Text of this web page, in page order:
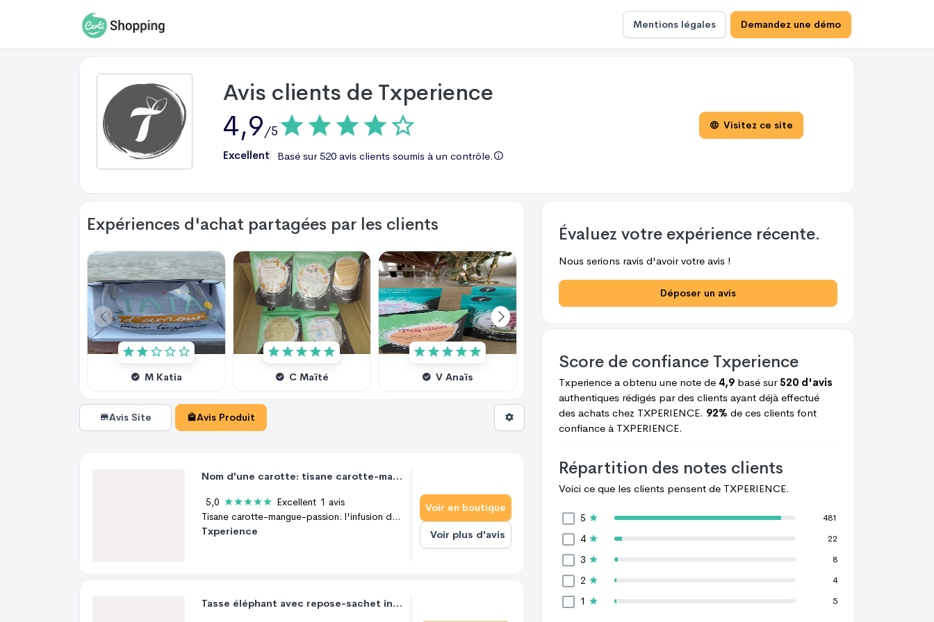
Mentions légales Demandez une démo
Avis clients de Txperience
4,9/5
Excellent Basé sur520 avis clients soumis à un contrôle.
Visitez ce site
Expériences d'achat partagées par les clients
M Katia C Maïté V Anaïs L Steven C Julie
Avis Site Avis Produit
Nom d'une carotte: tisane carotte-mangue-passion - 20 gr = 7 à 10 tasses
5,0 Excellent 1 avis
Tisane carotte-mangue-passion: l'infusion des beaux jours Nom d'une carotte, c'est une Infusion fruitée au délicieux mélange carotte, mangue et passion. On s'en délecte à tout moment de la journée. Aussi bien en version froide que chaude, cette infusion est gourmande et réconfortante. La carotte booste ses bienfaits pour en faire une boisson-santé. Ingrédients: Pomme*, raisin*, carotte*, betterave rouge*, arôme naturel, fleurs de souci*, mangue*, fleurs de bleuet*. *Issu de l'agriculture durable La tisane des beaux jours, la tisane des belles peaux. Boire des infusions à base de carotte présente plusieurs avantages pour la santé. Tout d'abord, la carotte est une excellente source de vitamines et de minéraux, tels que la vitamine A, la vitamine K, la vitamine C, le potassium et le magnésium, qui peuvent aider à renforcer le système immunitaire, à améliorer la santé des yeux, à maintenir une peau saine, à renforcer les os et les dents, et à réguler la digestion. En outre, les infusions à base de carotte sont également riches en antioxydants, qui peuvent aider à protéger le corps contre les dommages causés par les radicaux libres, qui sont des molécules instables produites par des processus normaux du corps et des facteurs environnementaux tels que la pollution et le rayonnement UV. La carotte contient des caroténoïdes, en particulier du bêta-carotène, qui est un pigment naturel responsable de la couleur orange des carottes. Les caroténoïdes protègent également les cellules de la peau contre les dommages causés par les rayons UV du soleil. En agissant comme des pigments naturels, les caroténoïdes peuvent donner à la peau une teinte légèrement plus bronzée, en particulier lorsqu'ils sont associés à une exposition modérée au soleil. Cependant, il est important de noter que les infusions ne peuvent pas remplacer une alimentation équilibrée et saine.
Txperience
Voir en boutique
Voir plus d'avis
Tasse éléphant avec repose-sachet intégré, ultra pratique!
Évaluez votre expérience récente.
Nous serions ravis d'avoir votre avis !
Déposer un avis
Score de confiance Txperience
Txperience a obtenu une note de 4,9 basé sur 520 d'avis
authentiques rédigés par des clients ayant déjà effectué
des achats chez TXPERIENCE. 92% de ces clients font
confiance à TXPERIENCE.
Répartition des notes clients
Voici ce que les clients pensent de TXPERIENCE.
5 481
4 22
3 8
2 4
1 5